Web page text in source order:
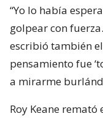
“Yo lo había
golpear con
escribió también
pensamiento fue
a mirarme
Roy Keane